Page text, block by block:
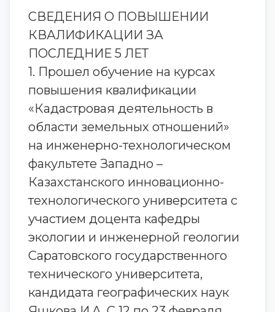
СВЕДЕНИЯ О ПОВЫШЕНИИ
КВАЛИФИКАЦИИ ЗА
ПОСЛЕДНИЕ 5 ЛЕТ
1. Прошел обучение на курсах
повышения квалификации
«Кадастровая деятельность в
области земельных отношений»
на инженерно-технологическом
факультете Западно –
Казахстанского инновационно-
технологического университета с
участием доцента кафедры
экологии и инженерной геологии
Саратовского государственного
технического университета,
кандидата географических наук